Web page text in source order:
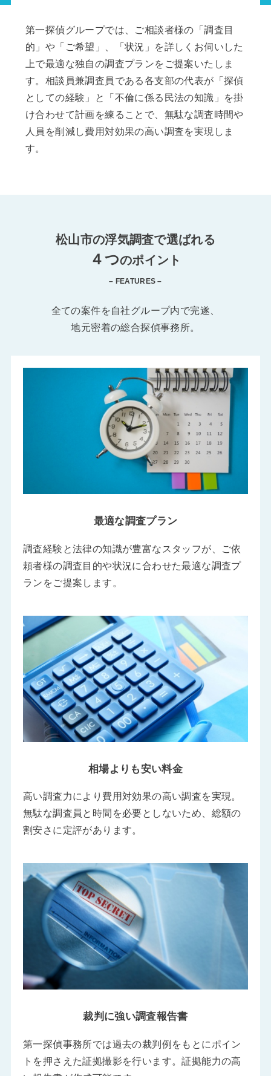
第一探偵グループでは、ご相談者様の「調査目
的」や「ご希望」、「状況」を詳しくお伺いした
上で最適な独自の調査プランをご提案いたしま
す。相談員兼調査員である各支部の代表が「探偵
としての経験」と「不倫に係る民法の知識」を掛
け合わせて計画を練ることで、無駄な調査時間や
人員を削減し費用対効果の高い調査を実現しま
す。
松山市の浮気調査で選ばれる
４つのポイント
– FEATURES –
全ての案件を自社グループ内で完遂、
地元密着の総合探偵事務所。
最適な調査プラン
調査経験と法律の知識が豊富なスタッフが、ご依
頼者様の調査目的や状況に合わせた最適な調査プ
ランをご提案します。
相場よりも安い料金
高い調査力により費用対効果の高い調査を実現。
無駄な調査員と時間を必要としないため、総額の
割安さに定評があります。
裁判に強い調査報告書
第一探偵事務所では過去の裁判例をもとにポイン
トを押さえた証拠撮影を行います。証拠能力の高